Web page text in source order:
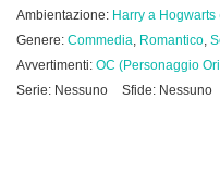
Ambientazione: Harry a
Genere: Commedia, Romantico,
Avvertimenti: OC (Personaggio
Serie: Nessuno
Sfide: Nessuno